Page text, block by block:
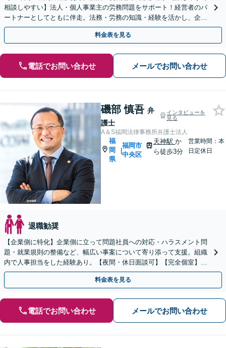
相談しやすい】法人・個人事業主の労務問題をサポート！経営者のパ
ートナーとしてともに伴走。法務・労務の知識・経験を活かし、企業
側に立って御社の労働問題の解決に尽力します。
料金表を見る
電話でお問い合わせ メールでお問い合わせ
磯部 慎吾 弁
護士
インタビューを
見る
A＆S福岡法律事務所弁護士法人
福
岡
県
|
福岡市
中央区
天神駅 か
ら徒歩3分
営業時間：本
日定休日
退職勧奨
【企業側に特化】企業側に立って問題社員への対応・ハラスメント問
題・就業規則の整備など、幅広い事案について寄り添って支援。組織
内で人事担当をした経験あり。【夜間・休日面談可】【完全個室】
【天神駅３分】
料金表を見る
電話でお問い合わせ メールでお問い合わせ